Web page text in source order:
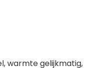
warmte gelijkmatig,